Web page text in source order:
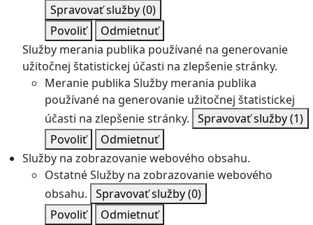
Spravovať služby(0)
Povoliť
Odmietnuť
Služby merania publika používané na generovanie
užitočnej štatistickej účasti na zlepšenie stránky.
Meranie publika Služby merania publika
používané na generovanie užitočnej štatistickej
účasti na zlepšenie stránky. Spravovať služby(1)
Povoliť
Odmietnuť
Služby na zobrazovanie webového obsahu.
OstatnéSlužby na zobrazovanie webového
obsahu. Spravovať služby(0)
Povoliť
Odmietnuť